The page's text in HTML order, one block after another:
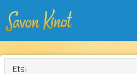
Etsi